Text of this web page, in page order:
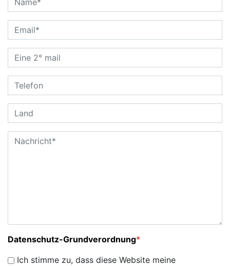
Datenschutz-Grundverordnung*
Ich stimme zu, dass diese Website meine